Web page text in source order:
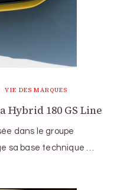
VIE DES MARQUES
180 GS Line
dans le groupe
sa base technique …